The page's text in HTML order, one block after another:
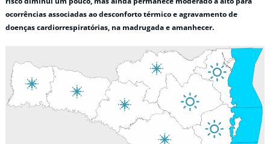
ocorrências associadas ao desconforto térmico e agravamento de
doenças cardiorrespiratórias, na madrugada e amanhecer.